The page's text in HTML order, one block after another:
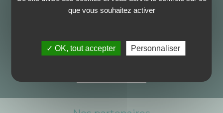
que vous souhaitez activer
✓ OK, tout accepter Personnaliser